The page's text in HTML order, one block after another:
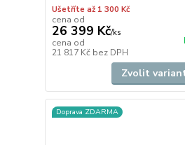
Ušetříte až 1 300 Kč
cena od
26 399 Kč/ks
cena od
21 817 Kč bez DPH
Zvolit
Doprava ZDARMA